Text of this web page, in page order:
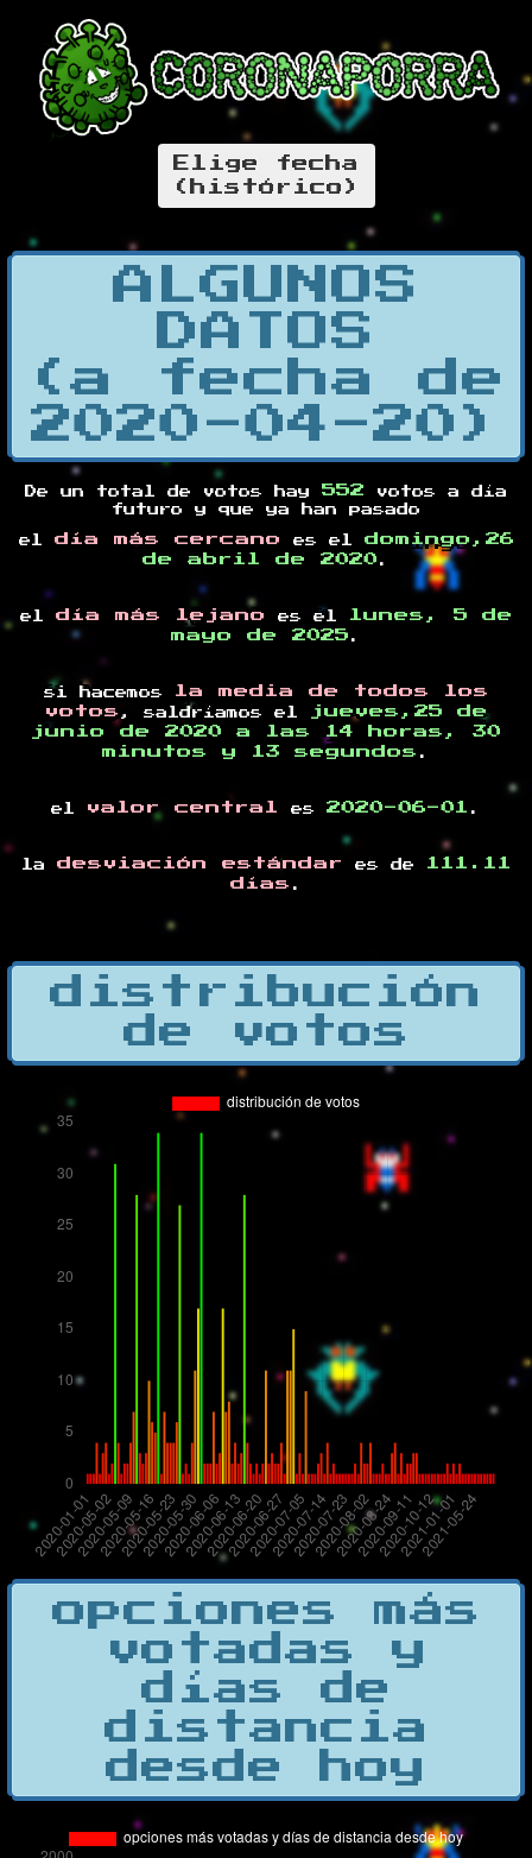
Elige fecha
(histórico)
ALGUNOS
DATOS
(a fecha de
2020-04-20)
De un total de votos hay 552 votos a día
futuro y que ya han pasado
el día más cercano es el domingo,26
de abril de 2020 .
el día más lejano es el
lunes, 5 de
mayo de 2025 .
si hacemos
la media de todos los
votos , saldríamos el
jueves,25 de
junio de 2020 a las 14 horas, 30
minutos y 13 segundos .
el valor central es 2020-06-01 .
la desviación estándar es de
111.11
días .
distribución
de votos
opciones más
votadas y
días de
distancia
desde hoy